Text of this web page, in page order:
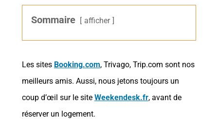
Sommaire afficher
Les sites Booking.com, Trivago, Trip.com sont nos
meilleurs amis. Aussi, nous jetons toujours un
coup d’œil sur le site Weekendesk.fr, avant de
réserver un logement.